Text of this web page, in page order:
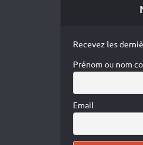
Recevez les
Prénom ou nom
Email